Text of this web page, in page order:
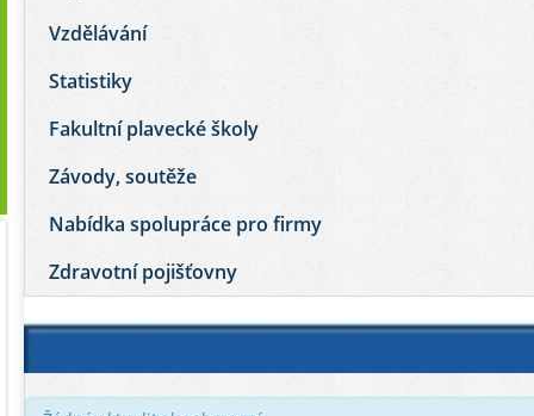
Vzdělávání
Statistiky
Fakultní plavecké školy
Závody, soutěže
Nabídka spolupráce pro firmy
Zdravotní pojišťovny